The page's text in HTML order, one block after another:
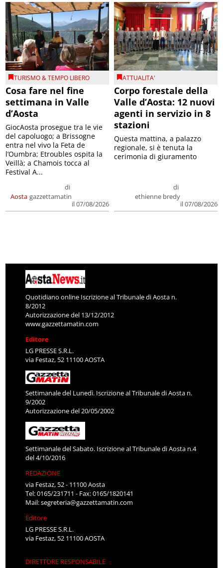
TURISMO & TEMPO LIBERO
Cosa fare nel fine
settimana in Valle
d’Aosta
Aosta
di
gazzettamatin
il 07/08/2026
GiocAosta prosegue tra le vie
del capoluogo; a Brissogne
entra nel vivo la Feta de
l’Oumbra; Etroubles ospita la
Veillà; a Chamois tocca al
Festival A...
ATTUALITA'
Corpo forestale della
Valle d’Aosta: 12 nuovi
agenti in servizio in 8
stazioni
di
ethienne bredy
il 07/08/2026
Questa mattina, a palazzo
regionale, si è tenuta la
cerimonia di giuramento
Quotidiano online Iscrizione al Tribunale di Aosta n.
8/2012
Autorizzazione del 13/12/2012
www.gazzettamatin.com
Editore
LG PRESSE S.R.L.
via Festaz, 52 11100 AOSTA
Settimanale del Lunedì. Iscrizione al Tribunale di Aosta n.
9/2002
Autorizzazione del 20/05/2002
Settimanale del Sabato. Iscrizione al Tribunale di Aosta n.4
del 4/10/2016
REDAZIONE
via Festaz, 52 - 11100 Aosta
Tel: 0165/231711 - Fax: 0165/1820141
Mail:segreteria@gazzettamatin.com
Editore
LG PRESSE S.R.L.
via Festaz, 52 11100 AOSTA
DIRETTORE RESPONSABILE